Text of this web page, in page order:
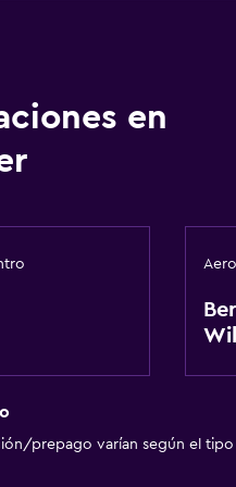
en
prepago varían según el